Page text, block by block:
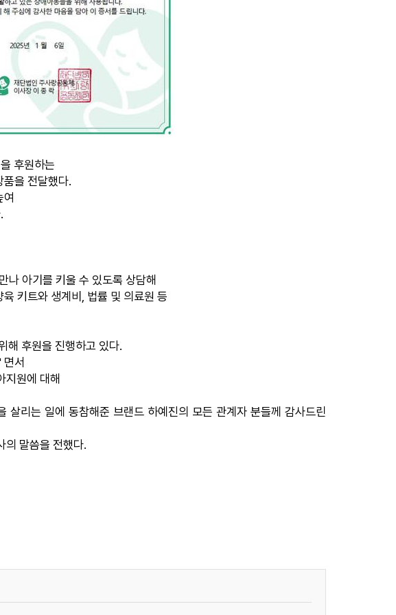
후원하는
을 전달했다.
나 아기를 키울 수 있도록 상담해
키트와 생계비, 법률 및 의료원 등
해 후원을 진행하고 있다.
서
지원에 대해
리는 일에 동참해준 브랜드 하예진의 모든 관계자 분들께 감사드린
의 말씀을 전했다.